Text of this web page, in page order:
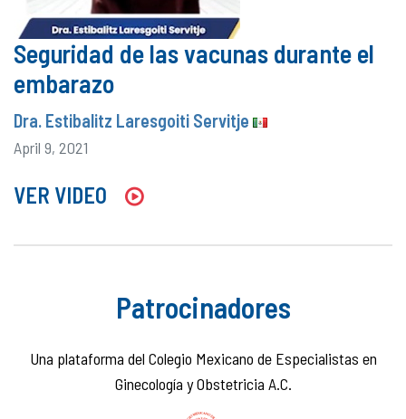
Seguridad de las vacunas durante el
embarazo
Dra. Estibalitz Laresgoiti Servitje
April 9, 2021
VER VIDEO
Patrocinadores
Una plataforma del Colegio Mexicano de Especialistas en
Ginecología y Obstetricia A.C.